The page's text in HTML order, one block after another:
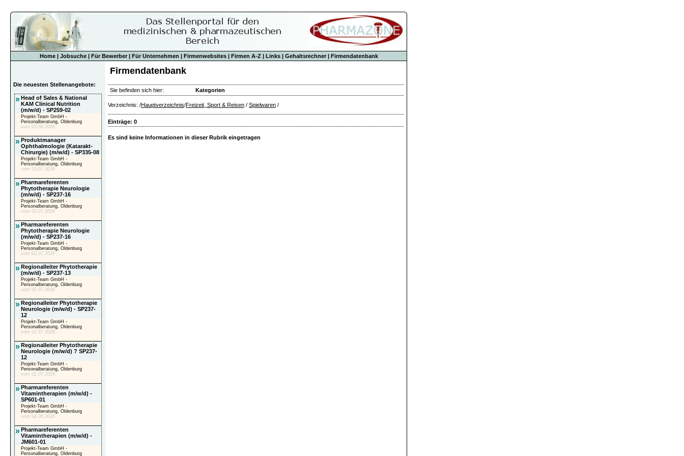
Home| Jobsuche| Für Bewerber| Für Unternehmen | Firmenwebsites| Firmen A-Z| Links| Gehaltsrechner| Firmendatenbank
Die neuesten Stellenangebote:
»Head of Sales & National
KAM Clinical Nutrition
(m/w/d) - SP259-02
Projekt-Team GmbH -
Personalberatung, Oldenburg
vom 03.08.2026
»Produktmanager
Ophthalmologie (Katarakt-
Chirurgie) (m/w/d) - SP335-08
Projekt-Team GmbH -
Personalberatung, Oldenburg
vom 03.07.2026
»Pharmareferenten
Phytotherapie Neurologie
(m/w/d) - SP237-16
Projekt-Team GmbH -
Personalberatung, Oldenburg
vom 02.07.2026
»Pharmareferenten
Phytotherapie Neurologie
(m/w/d) - SP237-16
Projekt-Team GmbH -
Personalberatung, Oldenburg
vom 02.07.2026
»Regionalleiter Phytotherapie
(m/w/d) - SP237-13
Projekt-Team GmbH -
Personalberatung, Oldenburg
vom 02.07.2026
»Regionalleiter Phytotherapie
Neurologie (m/w/d) - SP237-
12
Projekt-Team GmbH -
Personalberatung, Oldenburg
vom 02.07.2026
»Regionalleiter Phytotherapie
Neurologie (m/w/d) ? SP237-
12
Projekt-Team GmbH -
Personalberatung, Oldenburg
vom 02.07.2026
»Pharmareferenten
Vitamintherapien (m/w/d) -
SP601-01
Projekt-Team GmbH -
Personalberatung, Oldenburg
vom 04.06.2026
»Pharmareferenten
Vitamintherapien (m/w/d) -
JM601-01
Projekt-Team GmbH -
Personalberatung, Oldenburg
Firmendatenbank
Sie befinden sich hier: Kategorien
Verzeichnis: /Hauptverzeichnis/Freizeit, Sport & Reisen / Spielwaren /
Einträge: 0
Es sind keine Informationen in dieser Rubrik eingetragen